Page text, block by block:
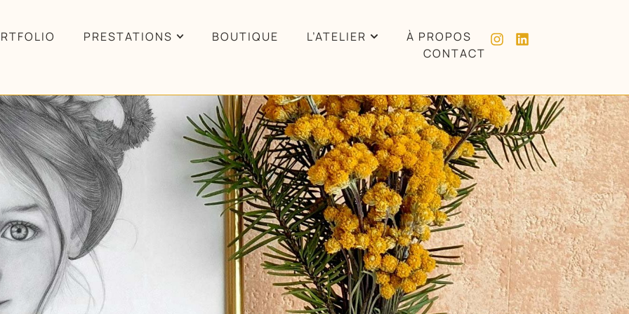
PRESTATIONS BOUTIQUE L’ATELIER
À PROPOS
CONTACT